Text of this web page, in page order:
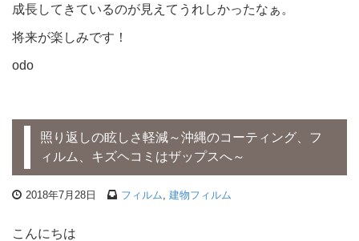
成長してきているのが見えてうれしかったなぁ。
将来が楽しみです！
odo
照り返しの眩しさ軽減～沖縄のコーティング、フ
ィルム、キズヘコミはザップスへ～
2018年7月28日 フィルム 建物フィルム
こんにちは